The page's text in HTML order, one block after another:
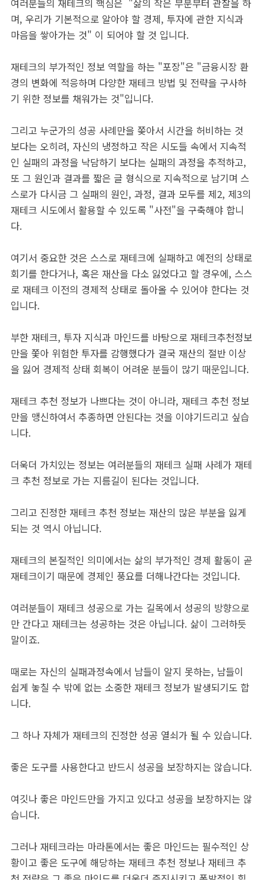
여러분들의 재테크의 핵심은 "삶의 작은 부분부터 관찰을 하
며, 우리가 기본적으로 알아야 할 경제, 투자에 관한 지식과
마음을 쌓아가는 것" 이 되어야 할 것 입니다.
재테크의 부가적인 정보 역할을 하는 "포장"은 "금융시장 환
경의 변화에 적응하며 다양한 재테크 방법 및 전략을 구사하
기 위한 정보를 채워가는 것"입니다.
그리고 누군가의 성공 사례만을 쫒아서 시간을 허비하는 것
보다는 오히려, 자신의 냉정하고 작은 시도들 속에서 지속적
인 실패의 과정을 낙담하기 보다는 실패의 과정을 추적하고,
또 그 원인과 결과를 짧은 글 형식으로 지속적으로 남기며 스
스로가 다시금 그 실패의 원인, 과정, 결과 모두를 제2, 제3의
재테크 시도에서 활용할 수 있도록 "사전"을 구축해야 합니
다.
여기서 중요한 것은 스스로 재테크에 실패하고 예전의 상태로
회기를 한다거나, 혹은 재산을 다소 잃었다고 할 경우에, 스스
로 재테크 이전의 경제적 상태로 돌아올 수 있어야 한다는 것
입니다.
부한 재테크, 투자 지식과 마인드를 바탕으로 재테크추천정보
만을 쫓아 위험한 투자를 감행했다가 결국 재산의 절반 이상
을 잃어 경제적 상태 회복이 어려운 분들이 많기 때문입니다.
재테크 추천 정보가 나쁘다는 것이 아니라, 재테크 추천 정보
만을 맹신하여서 추종하면 안된다는 것을 이야기드리고 싶습
니다.
더욱더 가치있는 정보는 여러분들의 재테크 실패 사례가 재테
크 추천 정보로 가는 지름길이 된다는 것입니다.
그리고 진정한 재테크 추천 정보는 재산의 많은 부분을 잃게
되는 것 역시 아닙니다.
재테크의 본질적인 의미에서는 삶의 부가적인 경제 활동이 곧
재테크이기 때문에 경제인 풍요를 더해나간다는 것입니다.
여러분들이 재테크 성공으로 가는 길목에서 성공의 방향으로
만 간다고 재테크는 성공하는 것은 아닙니다. 삶이 그러하듯
말이죠.
때로는 자신의 실패과정속에서 남들이 알지 못하는, 남들이
쉽게 놓칠 수 밖에 없는 소중한 재테크 정보가 발생되기도 합
니다.
그 하나 자체가 재테크의 진정한 성공 열쇠가 될 수 있습니다.
좋은 도구를 사용한다고 반드시 성공을 보장하지는 않습니다.
여깃나 좋은 마인드만을 가지고 있다고 성공을 보장하지는 않
습니다.
그러나 재테크라는 마라톤에서는 좋은 마인드는 필수적인 상
황이고 좋은 도구에 해당하는 재테크 추천 정보나 재테크 추